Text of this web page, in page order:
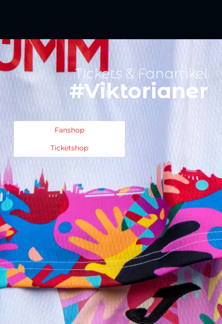
Tickets & Fanartikel
#Viktorianer
Fanshop
Ticketshop